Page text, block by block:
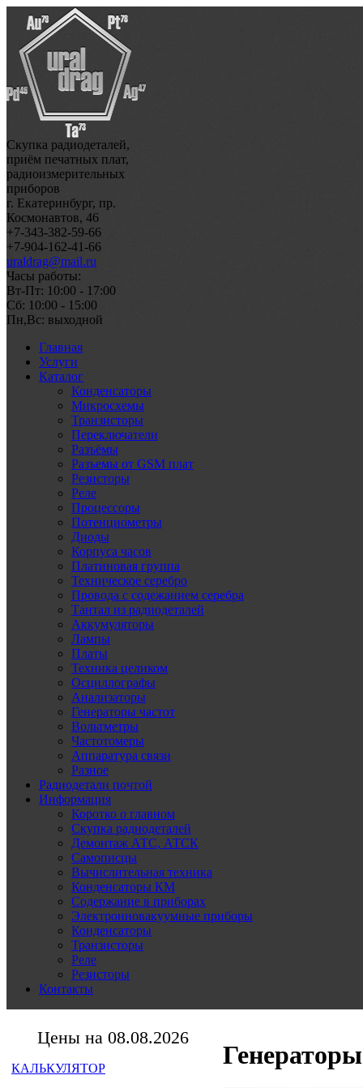
Скупка радиодеталей,
приём печатных плат,
радиоизмерительных
приборов
г. Екатеринбург, пр.
Космонавтов, 46
+7-343-382-59-66
+7-904-162-41-66
uraldrag@mail.ru
Часы работы:
Вт-Пт: 10:00 - 17:00
Сб: 10:00 - 15:00
Пн,Вс: выходной
Главная
Услуги
Каталог
Конденсаторы
Микросхемы
Транзисторы
Переключатели
Разъёмы
Разъемы от GSM плат
Резисторы
Реле
Процессоры
Потенциометры
Диоды
Корпуса часов
Платиновая группа
Техническое серебро
Провода с содежанием серебра
Тантал из радиодеталей
Аккумуляторы
Лампы
Платы
Техника целиком
Осциллографы
Анализаторы
Генераторы частот
Вольтметры
Частотомеры
Аппаратура связи
Разное
Радиодетали почтой
Информация
Коротко о главном
Скупка радиодеталей
Демонтаж АТС, АТСК
Самописцы
Вычислительная техника
Конденсаторы КМ
Содержание в приборах
Электронновакуумные приборы
Конденсаторы
Транзисторы
Реле
Резисторы
Контакты
Цены на 08.08.2026
КАЛЬКУЛЯТОР